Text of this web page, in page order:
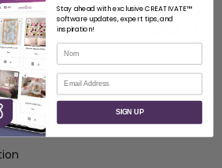
Stay ahead with exclusive CREATIVATE™
software updates, expert tips, and
inspiration!
Nom
Courriel
SIGN UP